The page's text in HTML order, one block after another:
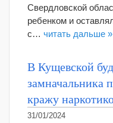
Свердловской
ребенком и
с… читать дальше »
В Кущевской
замначальника
кражу
31/01/2024